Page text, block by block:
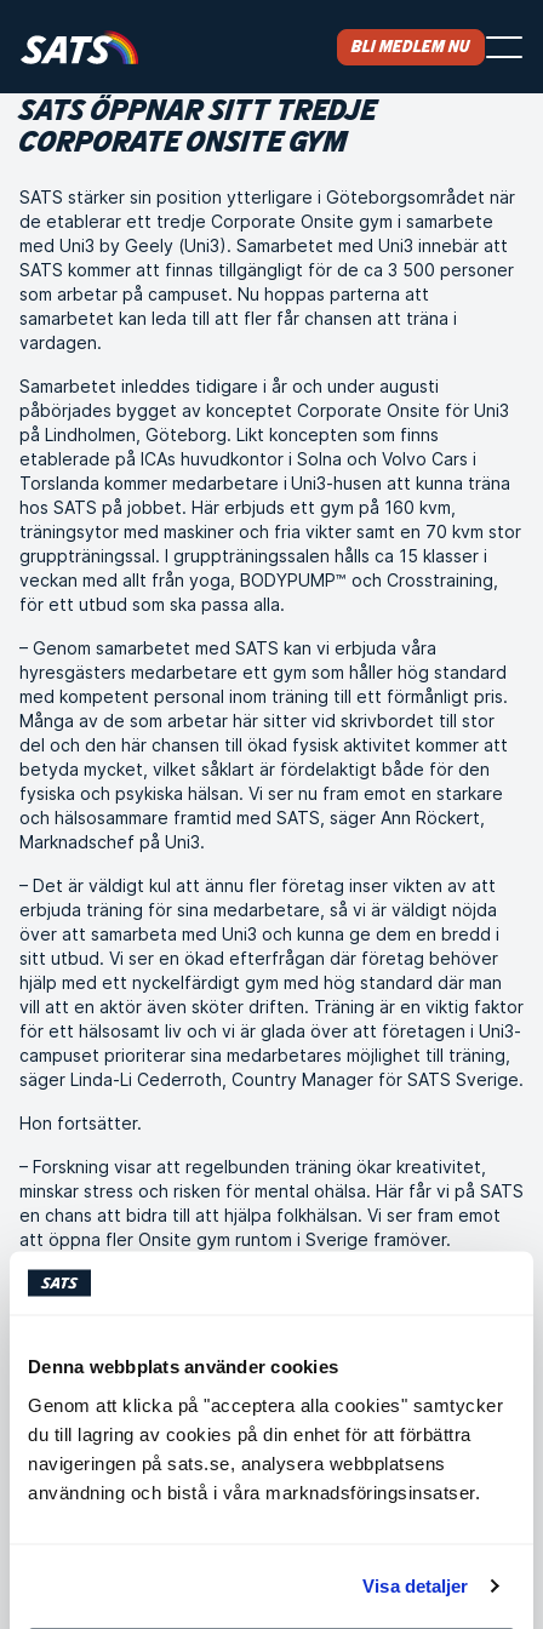
Denna webbplats använder cookies
Genom att klicka på "acceptera alla cookies" samtycker
du till lagring av cookies på din enhet för att förbättra
navigeringen på sats.se, analysera webbplatsens
användning och bistå i våra marknadsföringsinsatser.
Visa detaljer
Bli medlem nu
SATS ÖPPNAR SITT TREDJE
CORPORATE ONSITE GYM
SATS stärker sin position ytterligare i Göteborgsområdet när
de etablerar ett tredje Corporate Onsite gym i samarbete
med Uni3 by Geely (Uni3). Samarbetet med Uni3 innebär att
SATS kommer att finnas tillgängligt för de ca 3 500 personer
som arbetar på campuset. Nu hoppas parterna att
samarbetet kan leda till att fler får chansen att träna i
vardagen.
Samarbetet inleddes tidigare i år och under augusti
påbörjades bygget av konceptet Corporate Onsite för Uni3
på Lindholmen, Göteborg. Likt koncepten som finns
etablerade på ICAs huvudkontor i Solna och Volvo Cars i
Torslanda kommer medarbetare i Uni3-husen att kunna träna
hos SATS på jobbet. Här erbjuds ett gym på 160 kvm,
träningsytor med maskiner och fria vikter samt en 70 kvm stor
gruppträningssal. I gruppträningssalen hålls ca 15 klasser i
veckan med allt från yoga, BODYPUMP™ och Crosstraining,
för ett utbud som ska passa alla.
– Genom samarbetet med SATS kan vi erbjuda våra
hyresgästers medarbetare ett gym som håller hög standard
med kompetent personal inom träning till ett förmånligt pris.
Många av de som arbetar här sitter vid skrivbordet till stor
del och den här chansen till ökad fysisk aktivitet kommer att
betyda mycket, vilket såklart är fördelaktigt både för den
fysiska och psykiska hälsan. Vi ser nu fram emot en starkare
och hälsosammare framtid med SATS, säger Ann Röckert,
Marknadschef på Uni3.
– Det är väldigt kul att ännu fler företag inser vikten av att
erbjuda träning för sina medarbetare, så vi är väldigt nöjda
över att samarbeta med Uni3 och kunna ge dem en bredd i
sitt utbud. Vi ser en ökad efterfrågan där företag behöver
hjälp med ett nyckelfärdigt gym med hög standard där man
vill att en aktör även sköter driften. Träning är en viktig faktor
för ett hälsosamt liv och vi är glada över att företagen i Uni3-
campuset prioriterar sina medarbetares möjlighet till träning,
säger Linda-Li Cederroth, Country Manager för SATS Sverige.
Hon fortsätter.
– Forskning visar att regelbunden träning ökar kreativitet,
minskar stress och risken för mental ohälsa. Här får vi på SATS
en chans att bidra till att hjälpa folkhälsan. Vi ser fram emot
att öppna fler Onsite gym runtom i Sverige framöver.
Om SATS Corporate Onsite
verksamheten till ett fast pris. Organisationer vill skapa de
bästa förutsättningarna för sina anställda och SATS bidrar
med expertis från branschen för att ta fram ett välplanerat
gym med kompetent personal.
Är du intresserad? Kontakta vår Sales Manager på SATS
Uni3 by Geely är ett öppet företagscampus där ett flertal